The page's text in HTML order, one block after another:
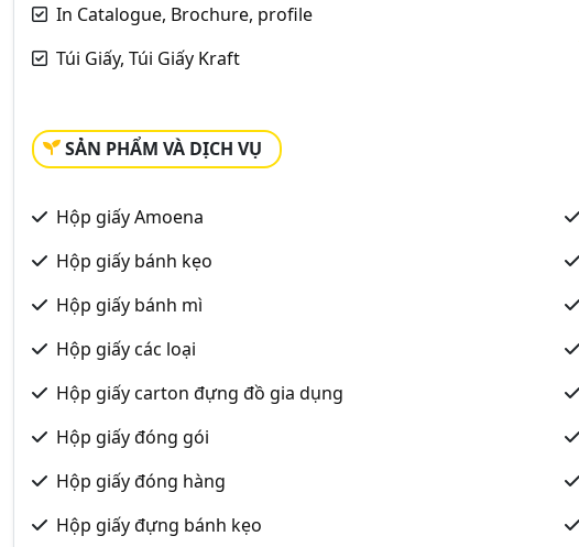
In Catalogue, Brochure, profile
Túi Giấy, Túi Giấy Kraft
SẢN PHẨM VÀ DỊCH VỤ
Hộp giấy Amoena
Hộp giấy bánh kẹo
Hộp giấy bánh mì
Hộp giấy các loại
Hộp giấy carton đựng đồ gia dụng
Hộp giấy đóng gói
Hộp giấy đóng hàng
Hộp giấy đựng bánh kẹo